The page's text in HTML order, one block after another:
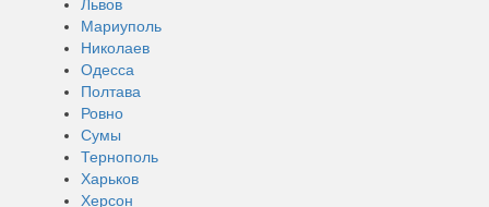
Львов
Мариуполь
Николаев
Одесса
Полтава
Ровно
Сумы
Тернополь
Харьков
Херсон